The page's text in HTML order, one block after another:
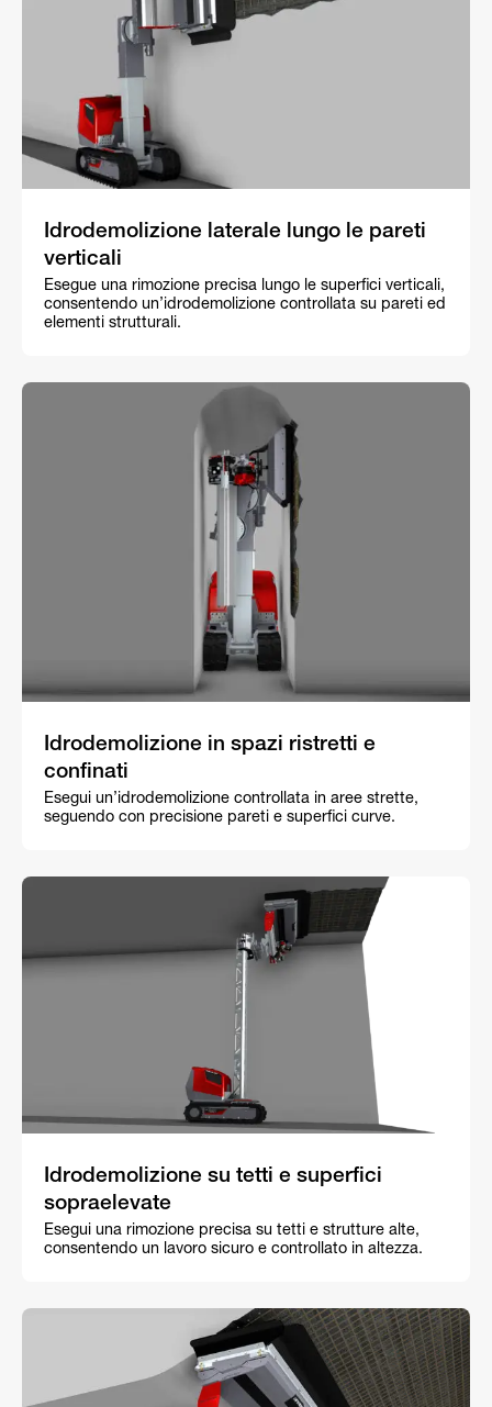
Idrodemolizione laterale lungo le pareti
verticali
Esegue una rimozione precisa lungo le superfici verticali,
consentendo un’idrodemolizione controllata su pareti ed
elementi strutturali.
Idrodemolizione in spazi ristretti e
confinati
Esegui un’idrodemolizione controllata in aree strette,
seguendo con precisione pareti e superfici curve.
Idrodemolizione su tetti e superfici
sopraelevate
Esegui una rimozione precisa su tetti e strutture alte,
consentendo un lavoro sicuro e controllato in altezza.